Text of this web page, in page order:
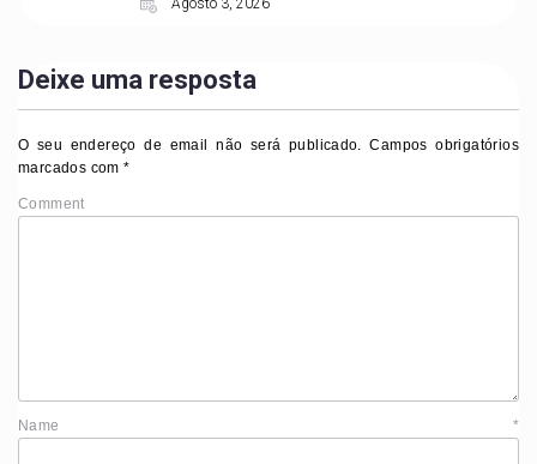
Deixe uma resposta
O seu endereço de email não será publicado.
Campos obrigatórios
marcados com*
Comment
Name *